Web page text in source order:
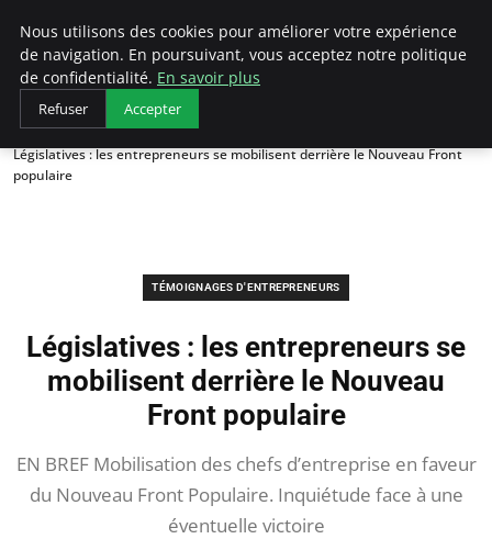
LECFCM
Accueil
Témoignages d'entrepreneurs
Législatives : les entrepreneurs se mobilisent derrière le Nouveau Front
populaire
TÉMOIGNAGES D'ENTREPRENEURS
Législatives : les entrepreneurs se
mobilisent derrière le Nouveau
Front populaire
EN BREF Mobilisation des chefs d’entreprise en faveur
du Nouveau Front Populaire. Inquiétude face à une
éventuelle victoire
Nous utilisons des cookies pour améliorer votre expérience
de navigation. En poursuivant, vous acceptez notre politique
de confidentialité. En savoir plus
Refuser Accepter